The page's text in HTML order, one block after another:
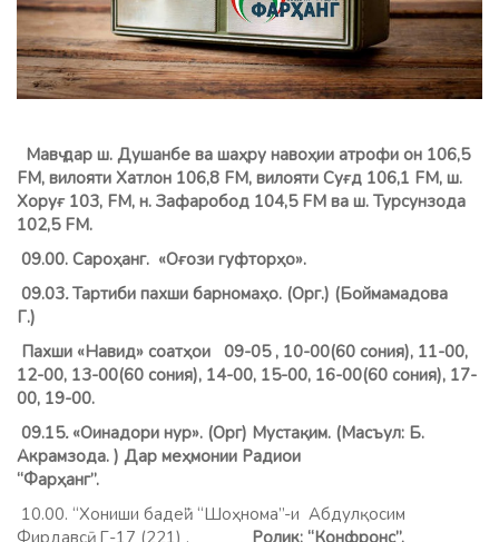
Мавҷ дар ш. Душанбе ва шаҳру навоҳии атрофи он 106,5
FM, вилояти Хатлон 106,8 FМ, вилояти Суғд 106,1 FM, ш.
Хоруғ 103, FM, н. Зафаробод 104,5 FM ва ш. Турсунзода
102,5 FM.
09.00. Сароҳанг. «Оғози гуфторҳо».
09.03.Тартиби пахши барномаҳо. (Орг.) (Боймамадова
Г.)
Пахши «Навид» соатҳои 09-05 , 10-00(60 сония), 11-00,
12-00, 13-00(60 сония), 14-00, 15-00, 16-00(60 сония), 17-
00, 19-00.
09.15. «Оинадори нур». (Орг) Мустақим. (Масъул: Б.
Акрамзода. ) Дар меҳмонии Радиои
“Фарҳанг”.
10.00. “Хониши бадеӣ”. “Шоҳнома”-и Абдулқосим